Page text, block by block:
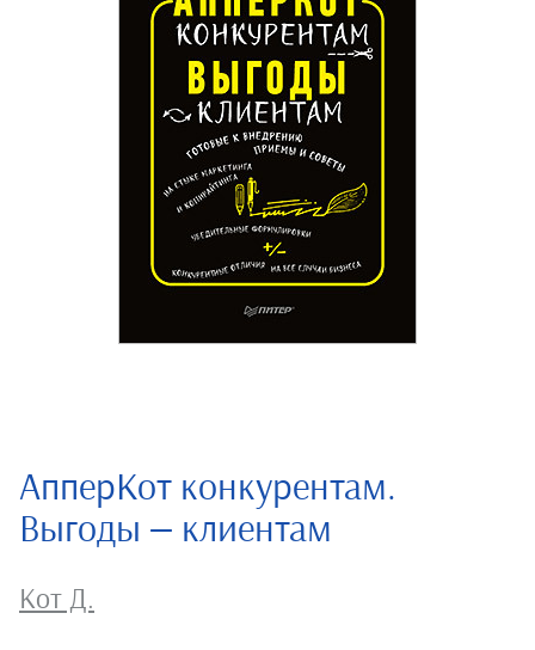
АпперКот конкурентам.
Выгоды — клиентам
Кот Д.